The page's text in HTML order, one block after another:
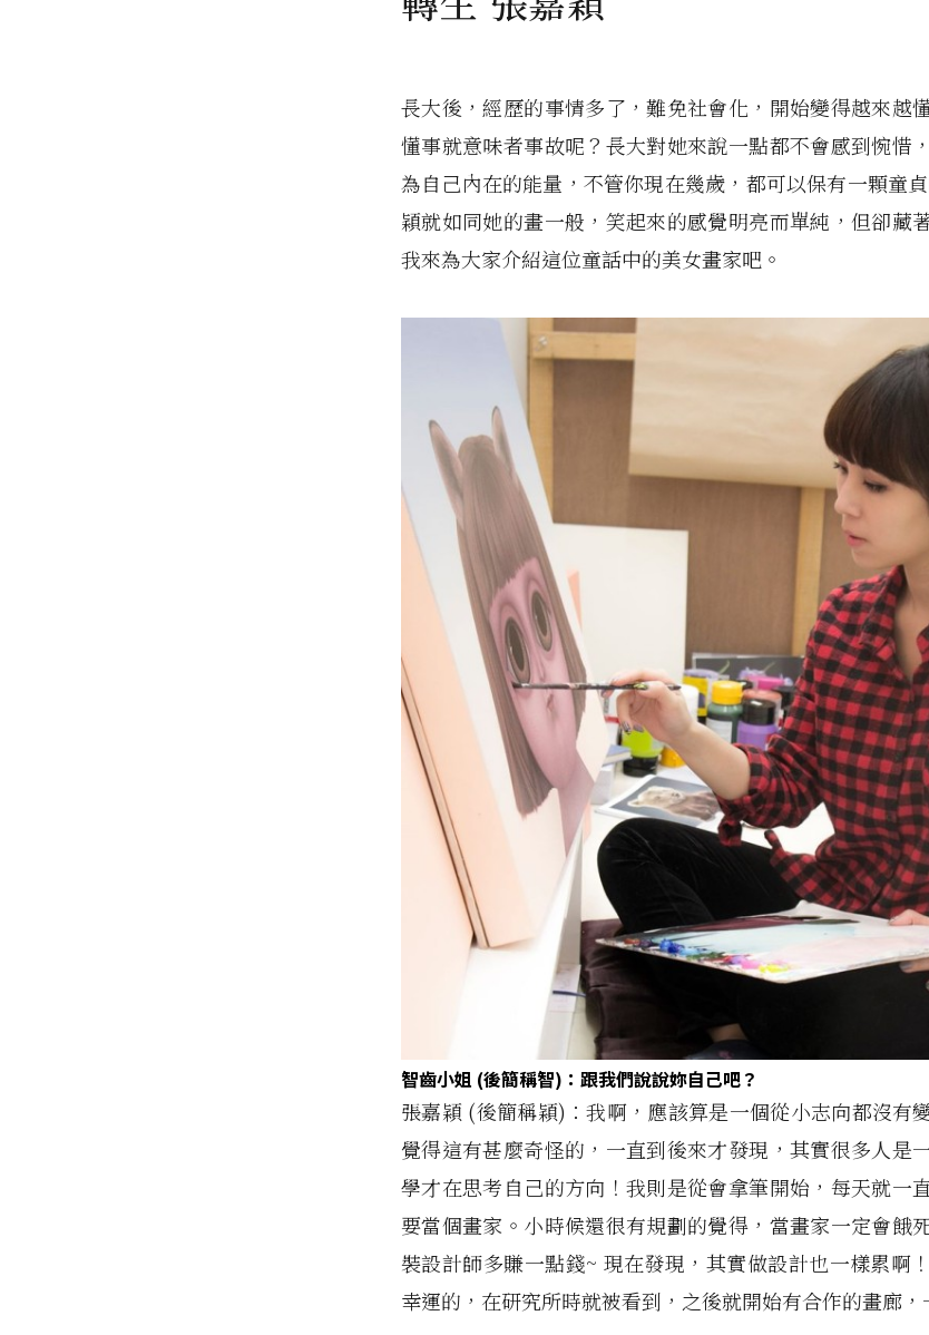
長大後，經歷的事情多了，難免社會化，開始變得越來越
懂事就意味者事故呢？長大對她來說一點都不會感到惋惜
為自己內在的能量，不管你現在幾歲，都可以保有一顆童
穎就如同她的畫一般，笑起來的感覺明亮而單純，但卻藏
我來為大家介紹這位童話中的美女畫家吧。
智齒小姐 (後簡稱智)：跟我們說說妳自己吧？
張嘉穎 (後簡稱穎)：我啊，應該算是一個從小志向都沒有
覺得這有甚麼奇怪的，一直到後來才發現，其實很多人是
學才在思考自己的方向！我則是從會拿筆開始，每天就一
要當個畫家。小時候還很有規劃的覺得，當畫家一定會餓
裝設計師多賺一點錢~ 現在發現，其實做設計也一樣累啊
幸運的，在研究所時就被看到，之後就開始有合作的畫廊，